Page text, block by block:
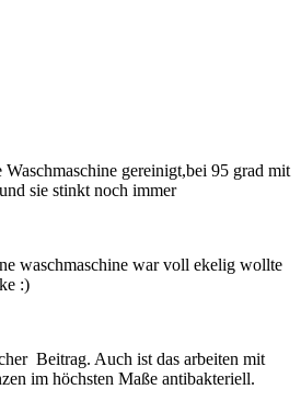
gereinigt,bei 95 grad mit
sie stinkt noch immer
waschmaschine war voll ekelig wollte
:)
Beitrag. Auch ist das arbeiten mit
im höchsten Maße antibakteriell.